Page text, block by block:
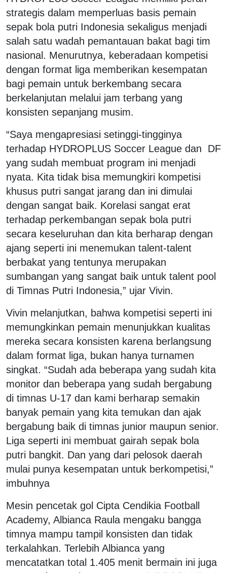
strategis dalam memperluas basis pemain
sepak bola putri Indonesia sekaligus menjadi
salah satu wadah pemantauan bakat bagi tim
nasional. Menurutnya, keberadaan kompetisi
dengan format liga memberikan kesempatan
bagi pemain untuk berkembang secara
berkelanjutan melalui jam terbang yang
konsisten sepanjang musim.
“Saya mengapresiasi setinggi-tingginya
terhadap HYDROPLUS Soccer League dan DF
yang sudah membuat program ini menjadi
nyata. Kita tidak bisa memungkiri kompetisi
khusus putri sangat jarang dan ini dimulai
dengan sangat baik. Korelasi sangat erat
terhadap perkembangan sepak bola putri
secara keseluruhan dan kita berharap dengan
ajang seperti ini menemukan talent-talent
berbakat yang tentunya merupakan
sumbangan yang sangat baik untuk talent pool
di Timnas Putri Indonesia,” ujar Vivin.
Vivin melanjutkan, bahwa kompetisi seperti ini
memungkinkan pemain menunjukkan kualitas
mereka secara konsisten karena berlangsung
dalam format liga, bukan hanya turnamen
singkat. “Sudah ada beberapa yang sudah kita
monitor dan beberapa yang sudah bergabung
di timnas U-17 dan kami berharap semakin
banyak pemain yang kita temukan dan ajak
bergabung baik di timnas junior maupun senior.
Liga seperti ini membuat gairah sepak bola
putri bangkit. Dan yang dari pelosok daerah
mulai punya kesempatan untuk berkompetisi,”
imbuhnya
Mesin pencetak gol Cipta Cendikia Football
Academy, Albianca Raula mengaku bangga
timnya mampu tampil konsisten dan tidak
terkalahkan. Terlebih Albianca yang
mencatatkan total 1.405 menit bermain ini juga